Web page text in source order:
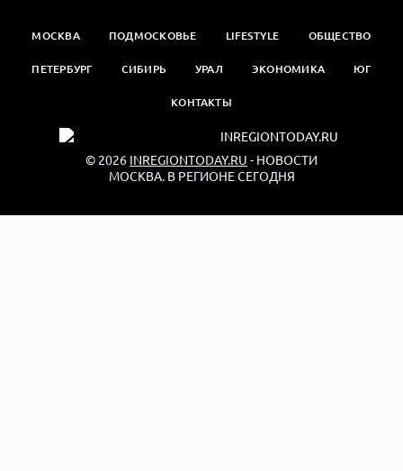
МОСКВА ПОДМОСКОВЬЕ LIFESTYLE ОБЩЕСТВО
ПЕТЕРБУРГ СИБИРЬ УРАЛ ЭКОНОМИКА ЮГ
КОНТАКТЫ
© 2026 INREGIONTODAY.RU - НОВОСТИ
МОСКВА. В РЕГИОНЕ СЕГОДНЯ